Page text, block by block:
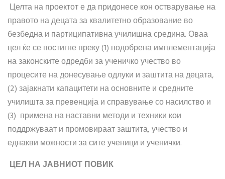
Целта на проектот е да придонесе кон остварување на
правото на децата за квалитетно образование во
безбедна и партиципативна училишна средина. Оваа
цел ќе се постигне преку (1) подобрена имплементација
на законските одредби за ученичко учество во
процесите на донесување одлуки и заштита на децата,
(2) зајакнати капацитети на основните и средните
училишта за превенција и справување со насилство и
(3) примена на наставни методи и техники кои
поддржуваат и промовираат заштита, учество и
еднакви можности за сите ученици и ученички.
ЦЕЛ НА ЈАВНИОТ ПОВИК